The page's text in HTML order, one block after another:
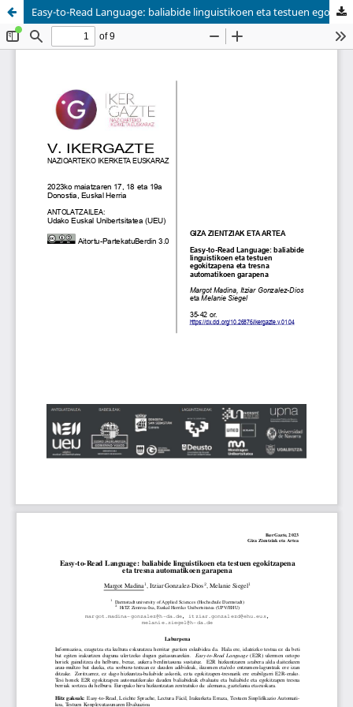
Easy-to-Read Language: baliabide linguistikoen eta testuen egokitzapena eta tresna automatikoen garapena